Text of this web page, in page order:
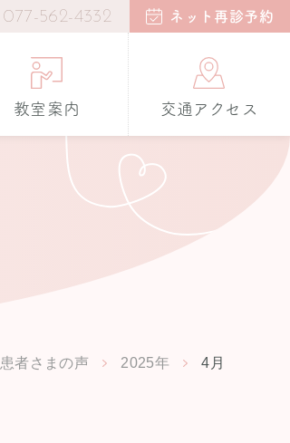
077-562-4332 ネット再診予約
教室案内 交通アクセス
患者さまの声 2025年 4月